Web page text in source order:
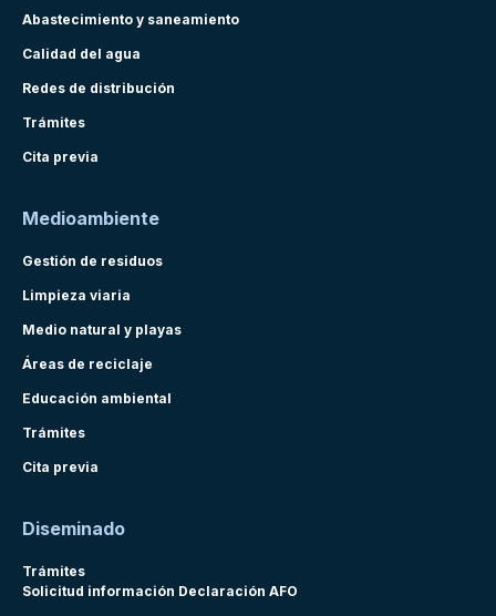
Abastecimiento y saneamiento
Calidad del agua
Redes de distribución
Trámites
Cita previa
Medioambiente
Gestión de residuos
Limpieza viaria
Medio natural y playas
Áreas de reciclaje
Educación ambiental
Trámites
Cita previa
Diseminado
Trámites
Solicitud información Declaración AFO